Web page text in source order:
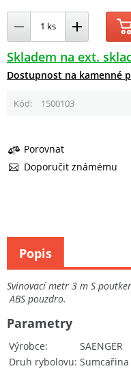
Skladem na ext.
Dostupnost na kamenné
Kód 1500103
Porovnat
Doporučit známému
Svinovací metr 3 m S
ABS pouzdro.
Výrobce
SAENGER
Druh rybolovu Sumcařina
Parametry
Popis